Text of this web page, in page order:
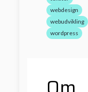
webdesign
webudvikling
wordpress